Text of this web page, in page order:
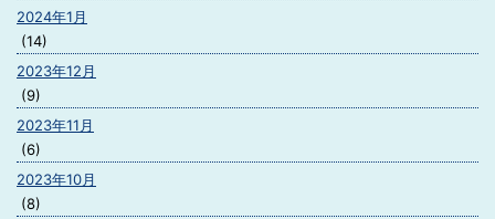
2024年1月
(14)
2023年12月
(9)
2023年11月
(6)
2023年10月
(8)